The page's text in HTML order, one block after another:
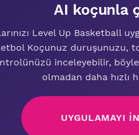
AI koçunla
Level Up Basketball
Koçunuz duruşunuzu,
inceleyebilir,
olmadan daha hızlı
UYGULAMAYI